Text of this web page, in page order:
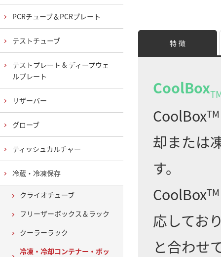
特 徴
CoolBox
CoolBoxTM
却または
す。
CoolBoxTM
応してお
と合わせ
PCRチューブ＆PCRプレート
テストチューブ
テストプレート & ディープウェ
ルプレート
リザーバー
グローブ
ティッシュカルチャー
冷蔵・冷凍保存
クライオチューブ
フリーザーボックス＆ラック
クーラーラック
冷凍・冷却コンテナー・ボッ